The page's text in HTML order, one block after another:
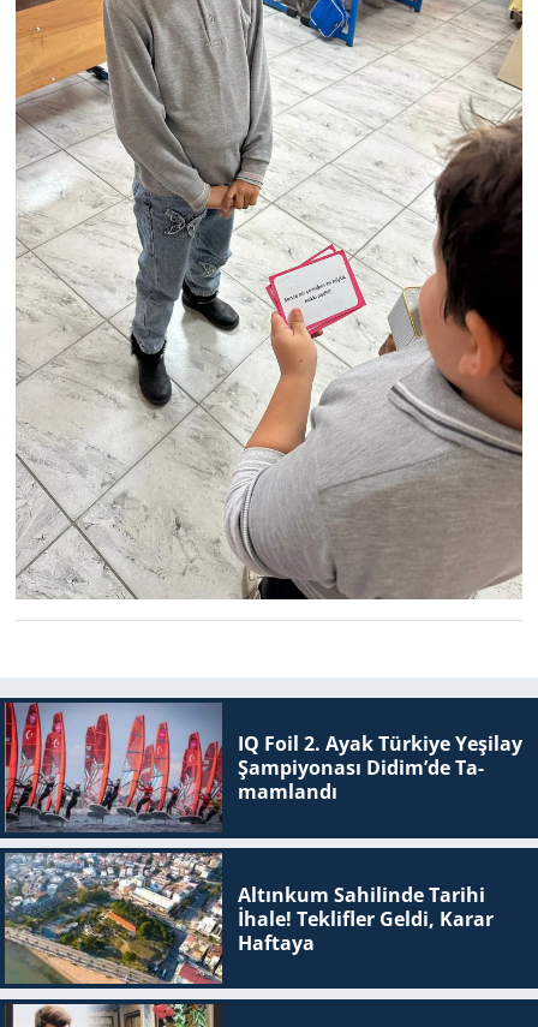
IQ Foil 2. Ayak Tür­ki­ye Ye­şi­lay
Şam­pi­yo­na­sı Didim’de Ta­
mam­lan­dı
Altınkum Sahilinde Tarihi
İhale! Teklifler Geldi, Karar
Haftaya